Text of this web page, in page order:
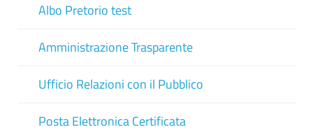
Albo Pretorio test
Amministrazione Trasparente
Ufficio Relazioni con il Pubblico
Posta Elettronica Certificata